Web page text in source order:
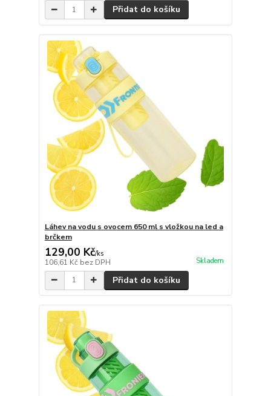
Přidat do košíku
Láhev na vodu s ovocem 650 ml s vložkou na led a
brčkem
129,00 Kč/ks
106,61 Kč bez DPH Skladem
Přidat do košíku